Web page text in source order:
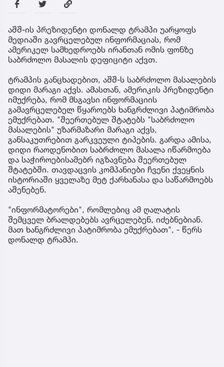
აშშ-ის პრეზიდენტი დონალდ ტრამპი უარყოფს
მედიაში გავრცელებულ ინფორმაციას, რომ
ამერიკელ სამხედროებს ირანთან ომის ფონზე
საბრძოლო მასალის დეფიციტი აქვთ.
ტრამპის განცხადებით, აშშ-ს საბრძოლო მასალების
დიდი მარაგი აქვს. ამასთან, ამერიკის პრეზიდენტი
იმუქრება, რომ მსგავსი ინფორმაციის
გამავრცელებელ წყაროებს ხანგრძლივი პატიმრობა
ემუქრებათ. "შეერთებულ შტატებს "საბრძოლო
მასალების" უზარმაზარი მარაგი აქვს,
განსაკუთრებით გარკვეული ტიპების. გარდა ამისა,
დიდი რაოდენობით საბრძოლო მასალა იწარმოება
და საჭიროებისამებრ იგზავნება შეერთებულ
შტატებში. თავდაცვის კომპანიები ჩვენი ქვეყნის
ისტორიაში ყველაზე მეტ ქარხანასა და საწარმოებს
აშენებენ.
"ინფორმატორები", რომლებიც ამ ღალატის
შემცველ ბრალდებებს ავრცელებენ, იძებნებიან.
მათ ხანგრძლივი პატიმრობა ემუქრებათ", - წერს
დონალდ ტრამპი.